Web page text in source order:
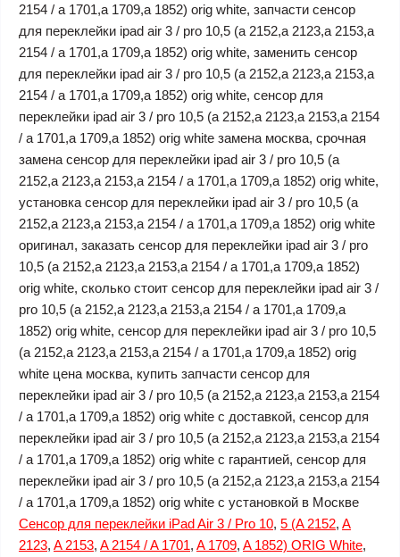
2154 / a 1701,a 1709,a 1852) orig white, запчасти сенсор
для переклейки ipad air 3 / pro 10,5 (a 2152,a 2123,a 2153,a
2154 / a 1701,a 1709,a 1852) orig white, заменить сенсор
для переклейки ipad air 3 / pro 10,5 (a 2152,a 2123,a 2153,a
2154 / a 1701,a 1709,a 1852) orig white, сенсор для
переклейки ipad air 3 / pro 10,5 (a 2152,a 2123,a 2153,a 2154
/ a 1701,a 1709,a 1852) orig white замена москва, срочная
замена сенсор для переклейки ipad air 3 / pro 10,5 (a
2152,a 2123,a 2153,a 2154 / a 1701,a 1709,a 1852) orig white,
установка сенсор для переклейки ipad air 3 / pro 10,5 (a
2152,a 2123,a 2153,a 2154 / a 1701,a 1709,a 1852) orig white
оригинал, заказать сенсор для переклейки ipad air 3 / pro
10,5 (a 2152,a 2123,a 2153,a 2154 / a 1701,a 1709,a 1852)
orig white, сколько стоит сенсор для переклейки ipad air 3 /
pro 10,5 (a 2152,a 2123,a 2153,a 2154 / a 1701,a 1709,a
1852) orig white, сенсор для переклейки ipad air 3 / pro 10,5
(a 2152,a 2123,a 2153,a 2154 / a 1701,a 1709,a 1852) orig
white цена москва, купить запчасти сенсор для
переклейки ipad air 3 / pro 10,5 (a 2152,a 2123,a 2153,a 2154
/ a 1701,a 1709,a 1852) orig white с доставкой, сенсор для
переклейки ipad air 3 / pro 10,5 (a 2152,a 2123,a 2153,a 2154
/ a 1701,a 1709,a 1852) orig white с гарантией, сенсор для
переклейки ipad air 3 / pro 10,5 (a 2152,a 2123,a 2153,a 2154
/ a 1701,a 1709,a 1852) orig white с установкой в Москве
Сенсор для переклейки iPad Air 3 / Pro 10, 5 (A 2152, A
2123, A 2153, A 2154 / A 1701, A 1709, A 1852) ORIG White,